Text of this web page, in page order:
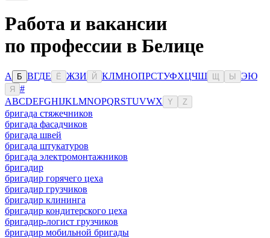
Работа и вакансии
по профессии в Белице
А Б ВГДЕ Ё ЖЗИ Й КЛМНОПРСТУФХЦЧШ Ы ЭЮ
Я
#
ABCDEFGHIJKLMNOPQRSTUVWX Y Z
бригада стяжечников
бригада фасадчиков
бригада швей
бригада штукатуров
бригада электромонтажников
бригадир
бригадир горячего цеха
бригадир грузчиков
бригадир клининга
бригадир кондитерского цеха
бригадир-логист грузчиков
бригадир мобильной бригады